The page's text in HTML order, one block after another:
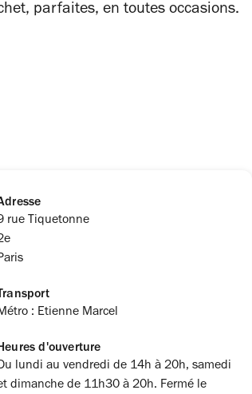
parfaites, en toutes occasions.
rue Tiquetonne
: Etienne Marcel
d'ouverture
lundi au vendredi de 14h à 20h, samedi
dimanche de 11h30 à 20h. Fermé le